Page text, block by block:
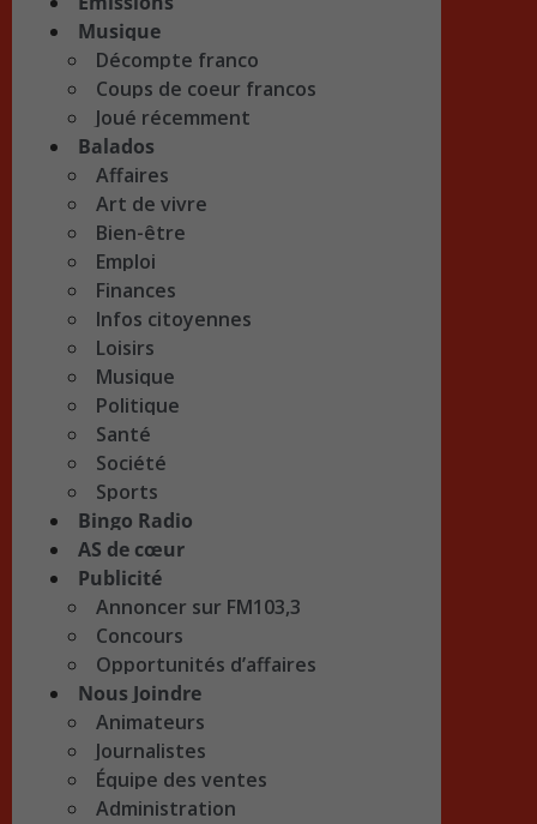
Musique
Décompte franco
Coups de coeur francos
Joué récemment
Balados
Affaires
Art de vivre
Bien-être
Emploi
Finances
Infos citoyennes
Loisirs
Musique
Politique
Santé
Société
Sports
Bingo Radio
AS de cœur
Publicité
Annoncer sur FM103,3
Concours
Opportunités d’affaires
Nous Joindre
Animateurs
Journalistes
Équipe des ventes
Administration